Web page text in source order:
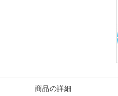
商品の詳細